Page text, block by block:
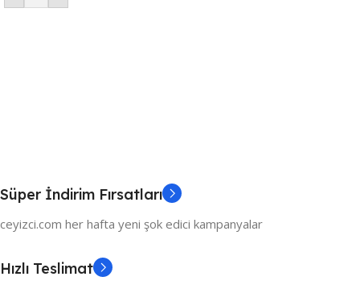
Süper İndirim Fırsatları
ceyizci.com her hafta yeni şok edici kampanyalar
Hızlı Teslimat